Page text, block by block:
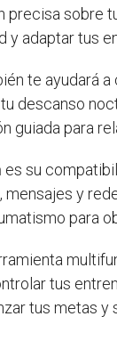
precisa sobre
adaptar tus
te ayudará
descanso
guiada para
es su
y
para
tus
tus metas y